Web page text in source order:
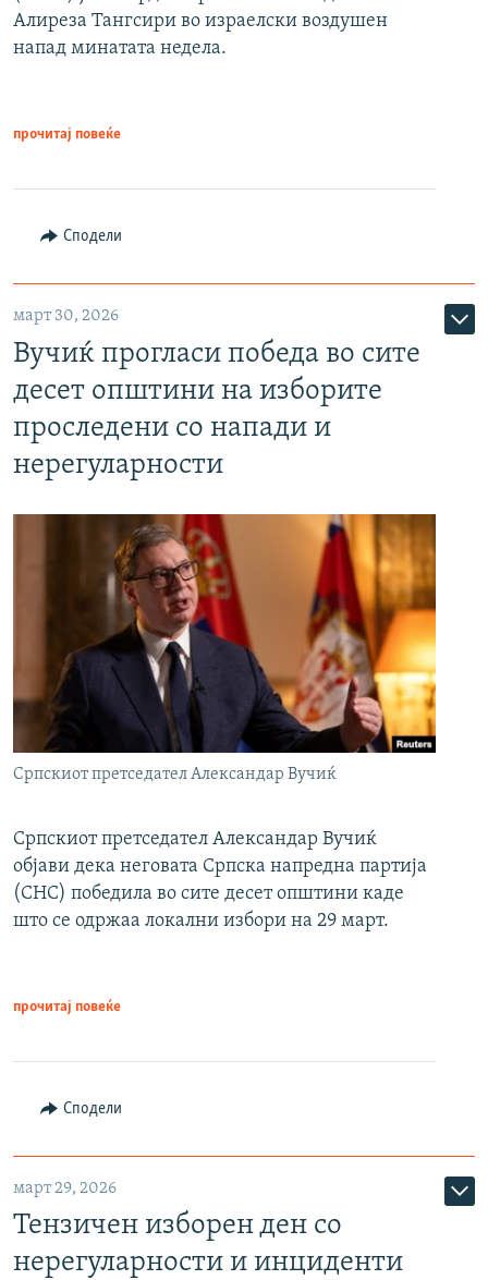
Алиреза Тангсири во израелски воздушен
напад минатата недела.
прочитај повеќе
Сподели
март 30, 2026
Вучиќ прогласи победа во сите
десет општини на изборите
проследени со напади и
нерегуларности
Српскиот претседател Александар Вучиќ
Српскиот претседател Александар Вучиќ
објави дека неговата Српска напредна партија
(СНС) победила во сите десет општини каде
што се одржаа локални избори на 29 март.
прочитај повеќе
Сподели
март 29, 2026
Тензичен изборен ден со
нерегуларности и инциденти